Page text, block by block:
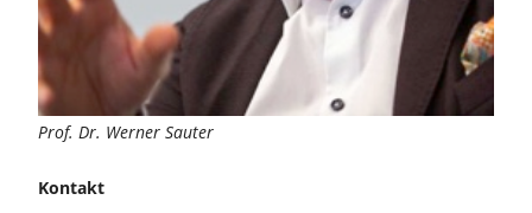
Prof. Dr. Werner Sauter
Kontakt